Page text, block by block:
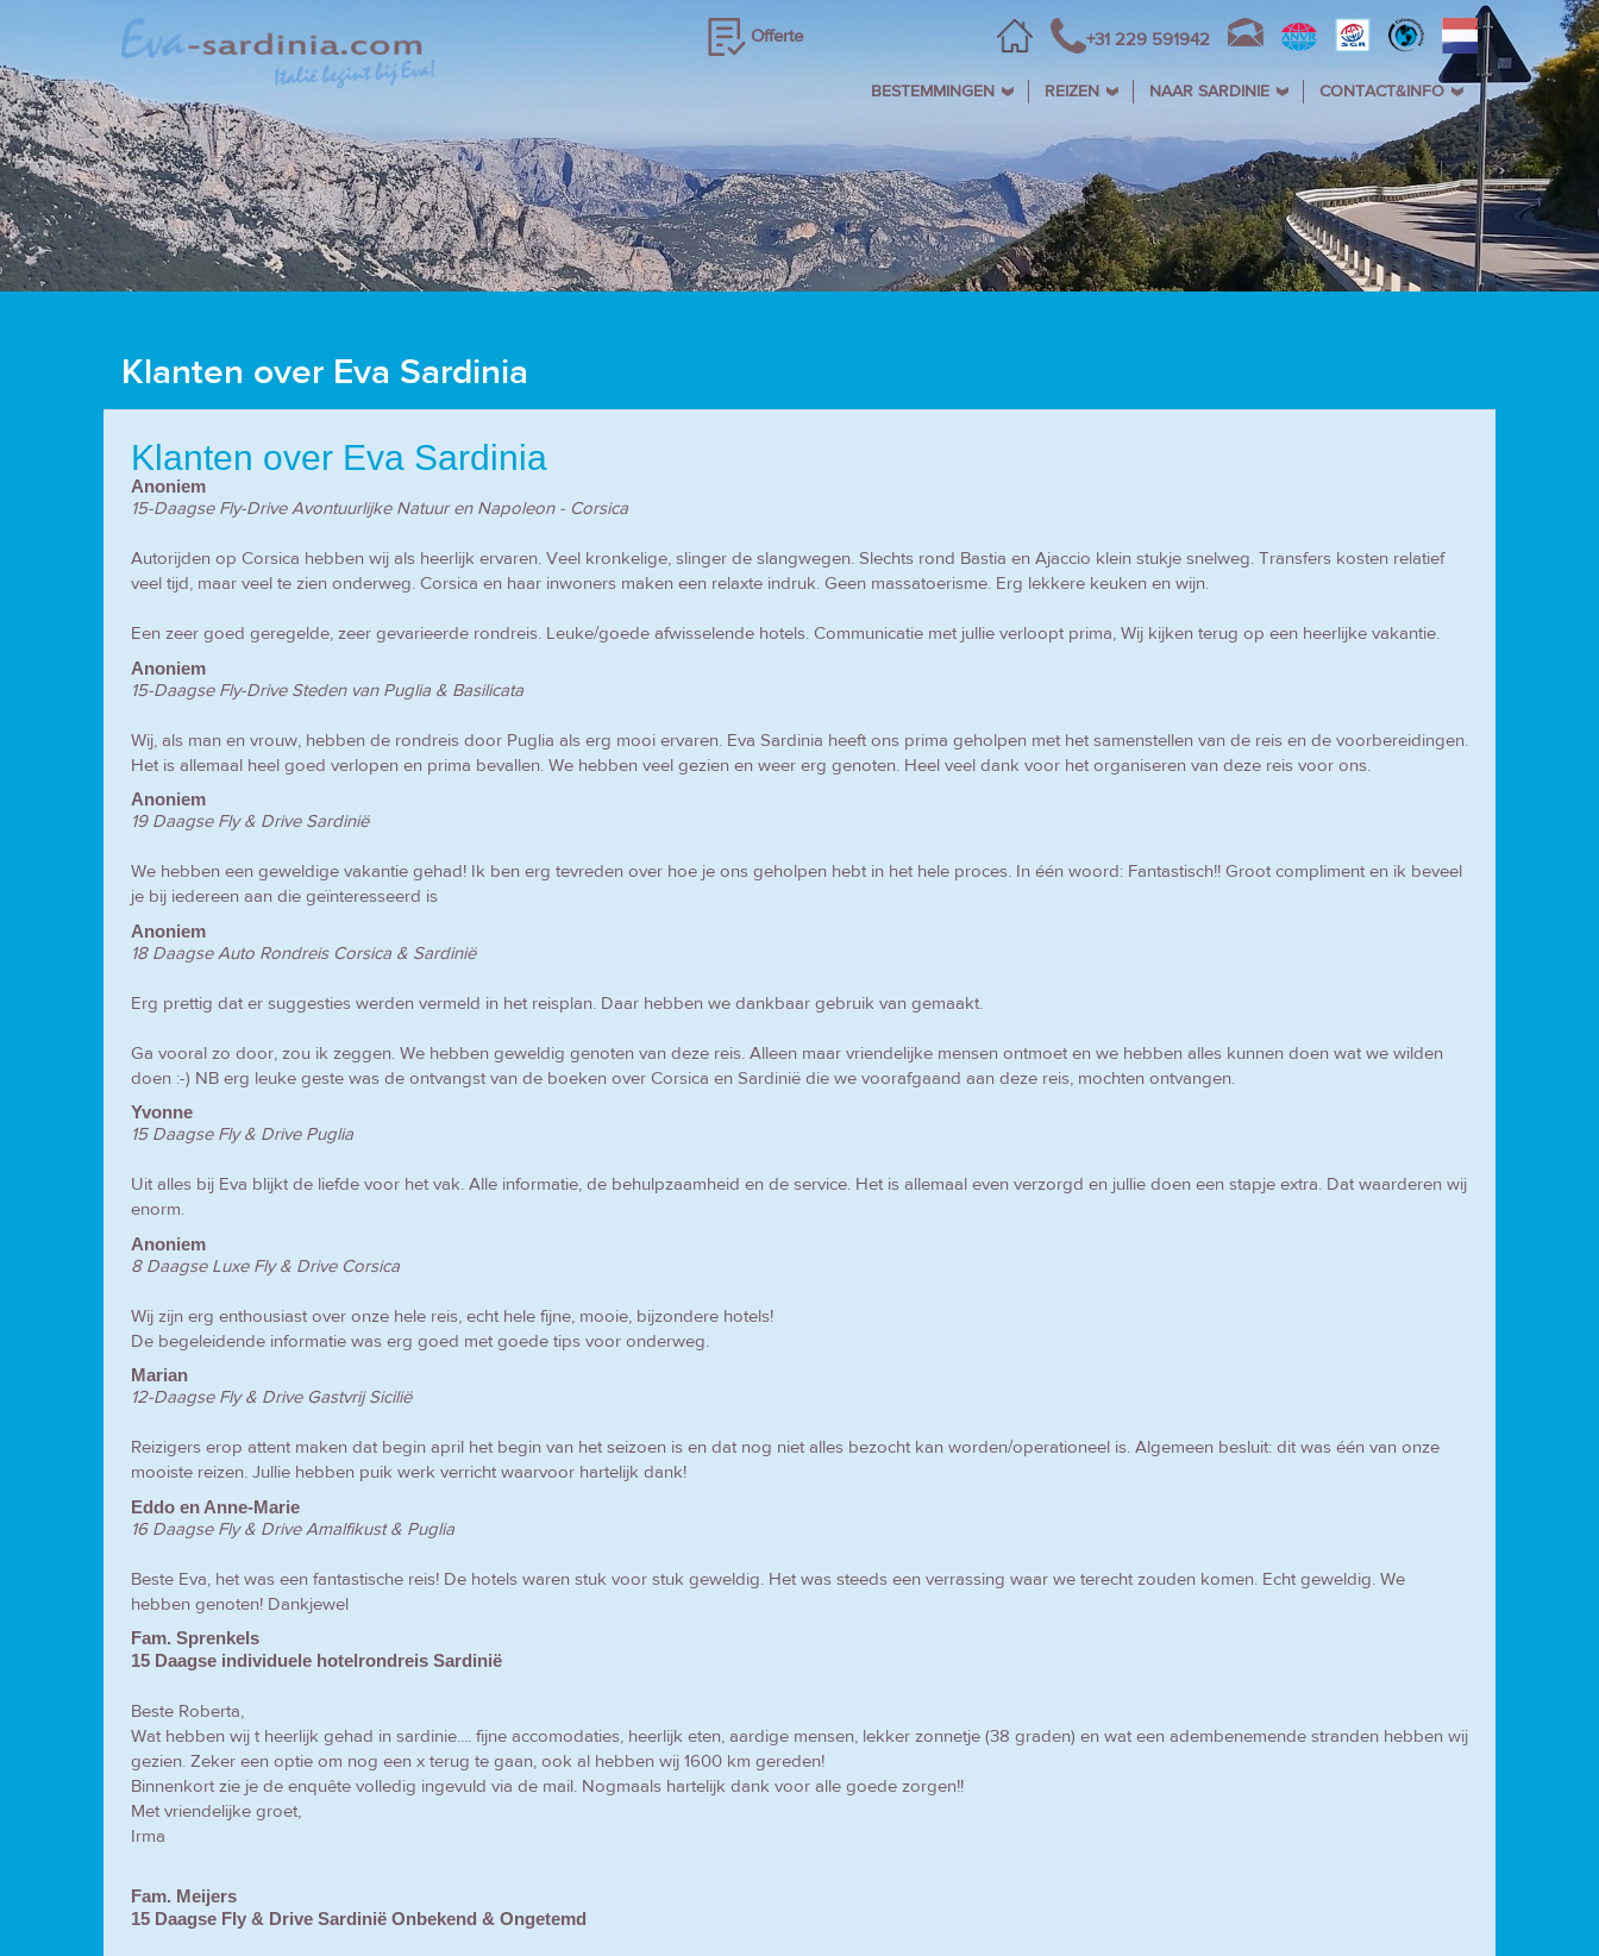
Offerte +31 229 591942
BESTEMMINGEN REIZEN NAAR SARDINIE CONTACT&INFO
Klanten over Eva Sardinia
Klanten over Eva Sardinia
Anoniem
15-Daagse Fly-Drive Avontuurlijke Natuur en Napoleon - Corsica
Autorijden op Corsica hebben wij als heerlijk ervaren. Veel kronkelige, slinger de slangwegen. Slechts rond Bastia en Ajaccio klein stukje snelweg. Transfers kosten relatief
veel tijd, maar veel te zien onderweg. Corsica en haar inwoners maken een relaxte indruk. Geen massatoerisme. Erg lekkere keuken en wijn.
Een zeer goed geregelde, zeer gevarieerde rondreis. Leuke/goede afwisselende hotels. Communicatie met jullie verloopt prima, Wij kijken terug op een heerlijke vakantie.
Anoniem
15-Daagse Fly-Drive Steden van Puglia & Basilicata
Wij, als man en vrouw, hebben de rondreis door Puglia als erg mooi ervaren. Eva Sardinia heeft ons prima geholpen met het samenstellen van de reis en de voorbereidingen.
Het is allemaal heel goed verlopen en prima bevallen. We hebben veel gezien en weer erg genoten. Heel veel dank voor het organiseren van deze reis voor ons.
Anoniem
19 Daagse Fly & Drive Sardinië
We hebben een geweldige vakantie gehad! Ik ben erg tevreden over hoe je ons geholpen hebt in het hele proces. In één woord: Fantastisch!! Groot compliment en ik beveel
je bij iedereen aan die geïnteresseerd is
Anoniem
18 Daagse Auto Rondreis Corsica & Sardinië
Erg prettig dat er suggesties werden vermeld in het reisplan. Daar hebben we dankbaar gebruik van gemaakt.
Ga vooral zo door, zou ik zeggen. We hebben geweldig genoten van deze reis. Alleen maar vriendelijke mensen ontmoet en we hebben alles kunnen doen wat we wilden
doen :-) NB erg leuke geste was de ontvangst van de boeken over Corsica en Sardinië die we voorafgaand aan deze reis, mochten ontvangen.
Yvonne
15 Daagse Fly & Drive Puglia
Uit alles bij Eva blijkt de liefde voor het vak. Alle informatie, de behulpzaamheid en de service. Het is allemaal even verzorgd en jullie doen een stapje extra. Dat waarderen wij
enorm.
Anoniem
8 Daagse Luxe Fly & Drive Corsica
Wij zijn erg enthousiast over onze hele reis, echt hele fijne, mooie, bijzondere hotels!
De begeleidende informatie was erg goed met goede tips voor onderweg.
Marian
12-Daagse Fly & Drive Gastvrij Sicilië
Reizigers erop attent maken dat begin april het begin van het seizoen is en dat nog niet alles bezocht kan worden/operationeel is. Algemeen besluit: dit was één van onze
mooiste reizen. Jullie hebben puik werk verricht waarvoor hartelijk dank!
Eddo en Anne-Marie
16 Daagse Fly & Drive Amalfikust & Puglia
Beste Eva, het was een fantastische reis! De hotels waren stuk voor stuk geweldig. Het was steeds een verrassing waar we terecht zouden komen. Echt geweldig. We
hebben genoten! Dankjewel
Fam. Sprenkels
15 Daagse individuele hotelrondreis Sardinië
Beste Roberta,
Wat hebben wij t heerlijk gehad in sardinie.... fijne accomodaties, heerlijk eten, aardige mensen, lekker zonnetje (38 graden) en wat een adembenemende stranden hebben wij
gezien. Zeker een optie om nog een x terug te gaan, ook al hebben wij 1600 km gereden!
Binnenkort zie je de enquête volledig ingevuld via de mail. Nogmaals hartelijk dank voor alle goede zorgen!!
Met vriendelijke groet,
Irma
Fam. Meijers
15 Daagse Fly & Drive Sardinië Onbekend & Ongetemd